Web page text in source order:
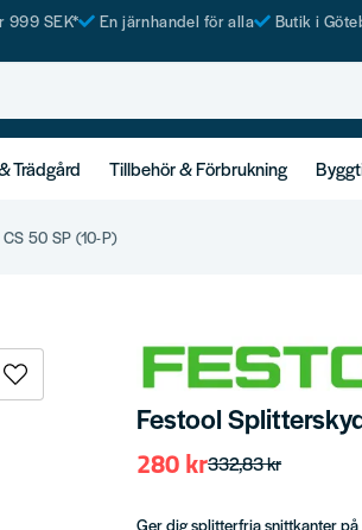
999 SEK* En järnhandel för alla Butik i
Trädgård Tillbehör & Förbrukning
50 SP (10-P)
Festool
332,83 kr
280 kr
Ger dig splitterfria snittkanter